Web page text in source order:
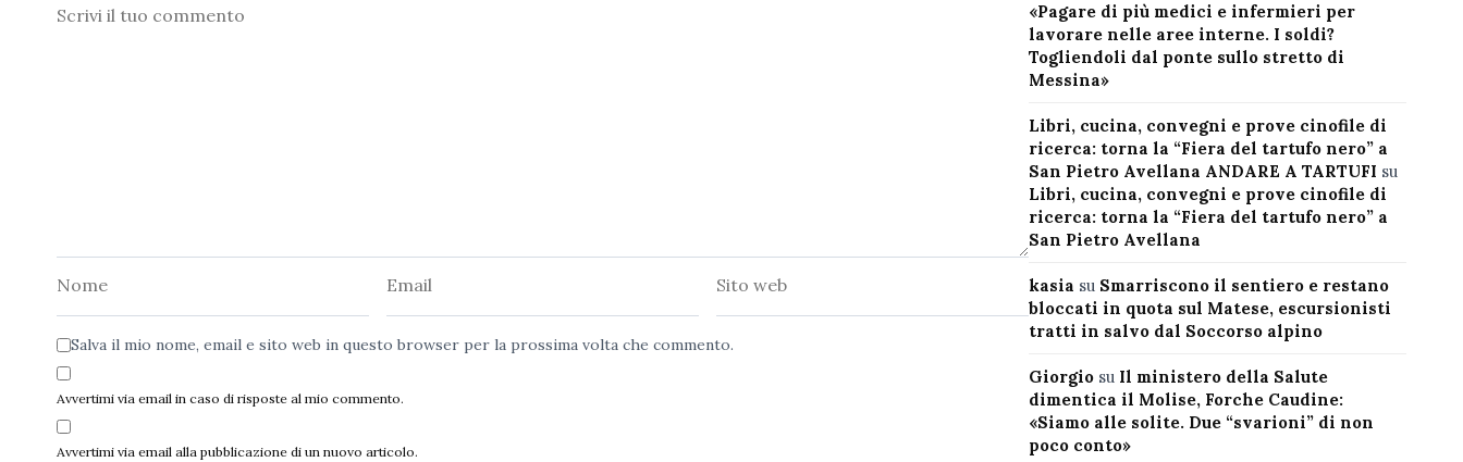
Commento
Salva il mio nome, email e sito web in questo browser per la prossima volta che commento.
Avvertimi via email in caso di risposte al mio commento.
Avvertimi via email alla pubblicazione di un nuovo articolo.
«Pagare di più medici e infermieri per
lavorare nelle aree interne. I soldi?
Togliendoli dal ponte sullo stretto di
Messina»
Libri, cucina, convegni e prove cinofile di
ricerca: torna la “Fiera del tartufo nero” a
San Pietro Avellana ANDARE A TARTUFI su
Libri, cucina, convegni e prove cinofile di
ricerca: torna la “Fiera del tartufo nero” a
San Pietro Avellana
kasia su Smarriscono il sentiero e restano
bloccati in quota sul Matese, escursionisti
tratti in salvo dal Soccorso alpino
Giorgiosu Il ministero della Salute
dimentica il Molise, Forche Caudine:
«Siamo alle solite. Due “svarioni” di non
poco conto»